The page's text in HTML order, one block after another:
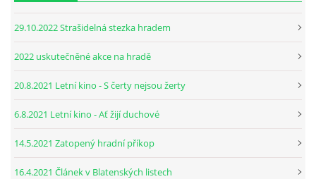
29.10.2022 Strašidelná stezka hradem
2022 uskutečněné akce na hradě
20.8.2021 Letní kino - S čerty nejsou žerty
6.8.2021 Letní kino - Ať žijí duchové
14.5.2021 Zatopený hradní příkop
16.4.2021 Článek v Blatenských listech